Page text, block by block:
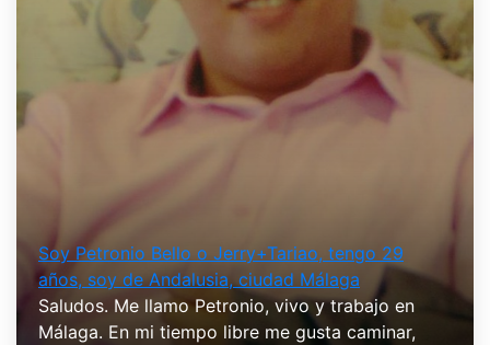
Soy Petronio Bello o Jerry+Tariao, tengo 29
años, soy de Andalusia, ciudad Málaga
Saludos. Me llamo Petronio, vivo y trabajo en
Málaga. En mi tiempo libre me gusta caminar,